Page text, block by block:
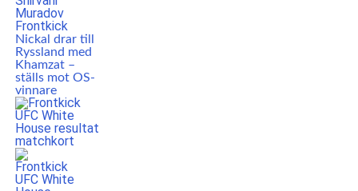
Nickal drar till
Ryssland med
Khamzat –
ställs mot OS-
vinnare